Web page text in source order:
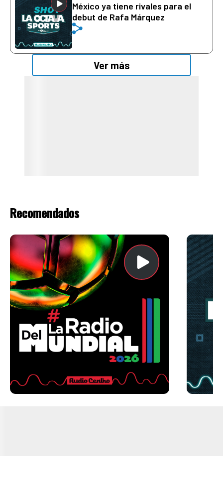
México ya tiene rivales para el
debut de Rafa Márquez
Ver más
Recomendados